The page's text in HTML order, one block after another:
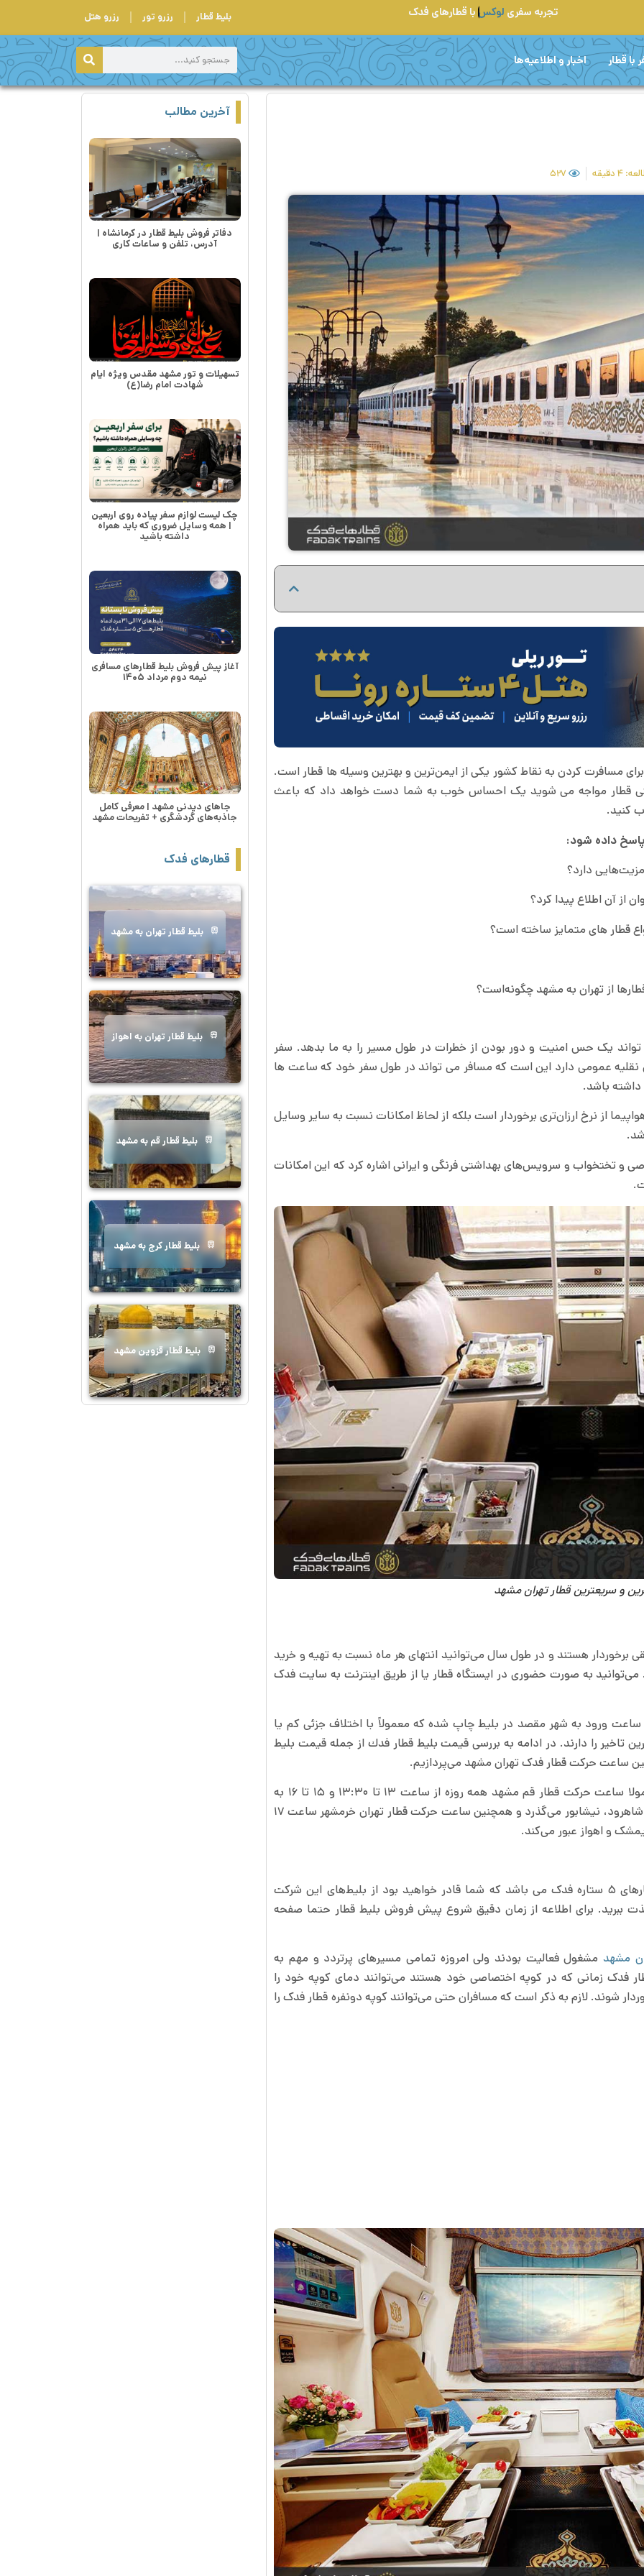
تجربه سفری لوکس با قطارهای فدک بلیط قطار رزرو تور رزرو هتل
با قطار اخبار و اطلاعیه‌ها
دقیقه ۵۲۷
مسافرت کردن به نقاط کشور یکی از ایمن‌ترین و بهترین وسیله ها قطار است.
قطار مواجه می شوید یک احساس خوب به شما دست خواهد داد که باعث
کنید.
داده شود:
دارد؟
از آن اطلاع پیدا کرد؟
قطار های متمایز ساخته است؟
از تهران به مشهد چگونه‌است؟
یک حس امنیت و دور بودن از خطرات در طول مسیر را به ما بدهد. سفر
نقلیه عمومی دارد این است که مسافر می تواند در طول سفر خود که ساعت ها
باشد.
از نرخ ارزان‌تری برخوردار است بلکه از لحاظ امکانات نسبت به سایر وسایل
و تختخواب و سرویس‌های بهداشتی فرنگی و ایرانی اشاره کرد که این امکانات
و سریعترین قطار تهران مشهد
برخوردار هستند و در طول سال می‌توانید انتهای هر ماه نسبت به تهیه و خرید
می‌توانید به صورت حضوری در ایستگاه قطار یا از طریق اینترنت به سایت فدک
ورود به شهر مقصد در بلیط چاپ شده که معمولاً با اختلاف جزئی کم یا
تاخیر را دارند. در ادامه به بررسی قیمت بلیط قطار فدك از جمله قیمت بلیط
ساعت حرکت قطار فدک تهران مشهد می‌پردازیم.
ساعت حرکت و رسیدن قطارها متغیر است اما معمولا ساعت حرکت قطار قم مشهد همه روزه از ساعت ۱۳ تا ۱۳:۳۰ و ۱۵ تا ۱۶ به
مقصد مشهد است و از ایستگاه‌های تهران، سمنان، شاهرود، نیشابور می‌گذرد و همچنین ساعت حرکت قطار تهران خرمشهر ساعت ۱۷
یکی از شرکت های مهم مسافربری ریلی شرکت قطارهای ۵ ستاره فدک می باشد که شما قادر خواهید بود از بلیط‌های این شرکت
ببرید. برای اطلاعه از زمان دقیق شروع پیش فروش بلیط قطار حتما صفحه
مشهدمشغول فعالیت بودند ولی امروزه تمامی مسیرهای پرتردد و مهم به
فدک زمانی که در کوپه اختصاصی خود هستند می‌توانند دمای کوپه خود را
شوند. لازم به ذکر است که مسافران حتی می‌توانند کوپه دونفره قطار فدک را
آخرین مطالب
دفاتر فروش بلیط قطار در کرمانشاه |
آدرس، تلفن و ساعات کاری
تسهیلات و تور مشهد مقدس ویژه ایام
شهادت امام رضا(ع)
چک لیست لوازم سفر پیاده روی اربعین
| همه وسایل ضروری که باید همراه
داشته باشید
آغاز پیش فروش بلیط قطارهای مسافری
نیمه دوم مرداد ۱۴۰۵
جاهای دیدنی مشهد | معرفی کامل
جاذبه‌های گردشگری + تفریحات مشهد
قطارهای فدک
بلیط قطار تهران به مشهد
بلیط قطار تهران به اهواز
بلیط قطار قم به مشهد
بلیط قطار کرج به مشهد
بلیط قطار قزوین مشهد